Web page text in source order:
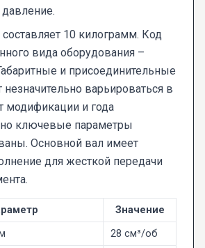
10 килограмм. Код
вида оборудования –
и присоединительные
варьироваться в
модификации и года
но ключевые параметры
Основной вал имеет
для жесткой передачи
Значение
28 см³/об